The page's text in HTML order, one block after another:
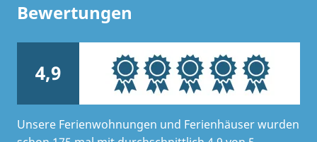
Bewertungen
4,9
Unsere Ferienwohnungen und Ferienhäuser wurden